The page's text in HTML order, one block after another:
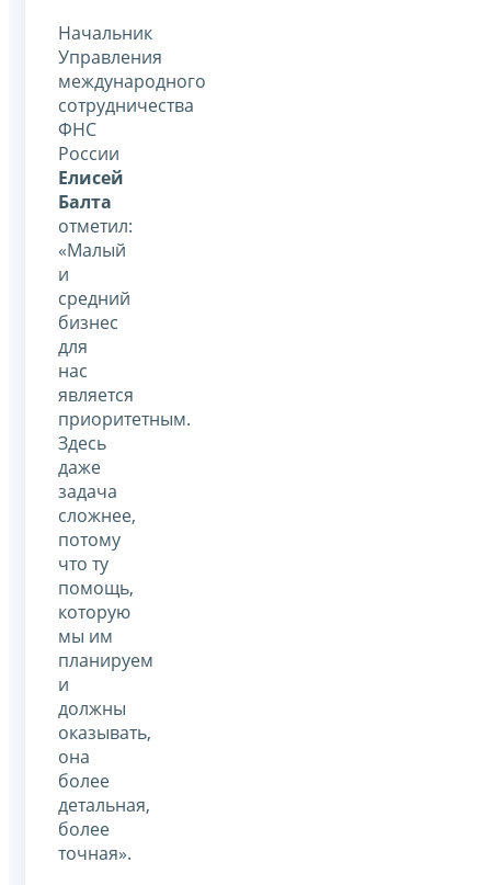
Начальник
Управления
международного
сотрудничества
ФНС
России
Елисей
Балта
отметил:
«Малый
и
средний
бизнес
для
нас
является
приоритетным.
Здесь
даже
задача
сложнее,
потому
что ту
помощь,
которую
мы им
планируем
и
должны
оказывать,
она
более
детальная,
более
точная».